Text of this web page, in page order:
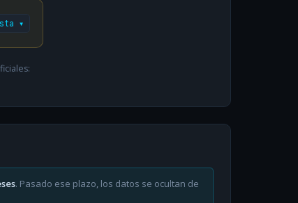
▾
. Pasado ese plazo, los datos se ocultan de